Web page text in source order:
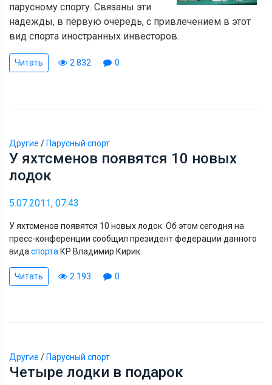
парусному спорту. Связаны эти
надежды, в первую очередь, с привлечением в этот
вид спорта иностранных инвесторов.
Читать 2 832 0
Другие / Парусный спорт
У яхтсменов появятся 10 новых
лодок
5.07.2011, 07:43
У яхтсменов появятся 10 новых лодок. Об этом сегодня на
пресс-конференции сообщил президент федерации данного
вида спорта КР Владимир Кирик.
Читать 2 193 0
Другие / Парусный спорт
Четыре лодки в подарок